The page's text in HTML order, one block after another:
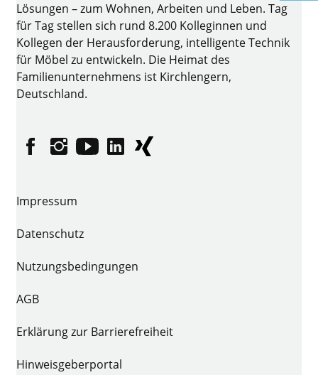
Lösungen – zum Wohnen, Arbeiten und Leben. Tag
für Tag stellen sich rund 8.200 Kolleginnen und
Kollegen der Herausforderung, intelligente Technik
für Möbel zu entwickeln. Die Heimat des
Familienunternehmens ist Kirchlengern,
Deutschland.
FacebookInstagram
YouTubelinkedinXING
Impressum
Datenschutz
Nutzungsbedingungen
AGB
Erklärung zur Barrierefreiheit
Hinweisgeberportal